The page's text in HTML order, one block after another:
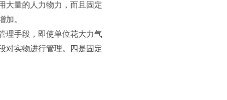
大量的人力物力，而且固定
加。
理手段，即使单位花大力气
对实物进行管理。四是固定